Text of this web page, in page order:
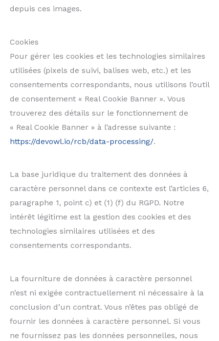
depuis ces images.
Cookies
Pour gérer les cookies et les technologies similaires
utilisées (pixels de suivi, balises web, etc.) et les
consentements correspondants, nous utilisons l’outil
de consentement « Real Cookie Banner ». Vous
trouverez des détails sur le fonctionnement de
« Real Cookie Banner » à l’adresse suivante :
https://devowl.io/rcb/data-processing/.
La base juridique du traitement des données à
caractère personnel dans ce contexte est l’articles 6,
paragraphe 1, point c) et (1) (f) du RGPD. Notre
intérêt légitime est la gestion des cookies et des
technologies similaires utilisées et des
consentements correspondants.
La fourniture de données à caractère personnel
n’est ni exigée contractuellement ni nécessaire à la
conclusion d’un contrat. Vous n’êtes pas obligé de
fournir les données à caractère personnel. Si vous
ne fournissez pas les données personnelles, nous